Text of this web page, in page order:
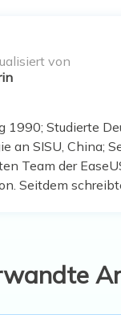
von
1990; Studierte
an SISU, China;
Team der
sie